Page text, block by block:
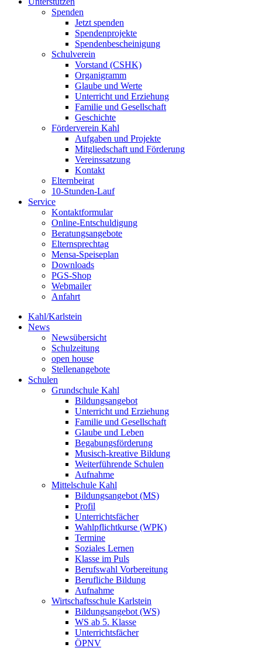
Spenden
Jetzt spenden
Spendenprojekte
Spendenbescheinigung
Schulverein
Vorstand (CSHK)
Organigramm
Glaube und Werte
Unterricht und Erziehung
Familie und Gesellschaft
Geschichte
Förderverein Kahl
Aufgaben und Projekte
Mitgliedschaft und Förderung
Vereinssatzung
Kontakt
Elternbeirat
10-Stunden-Lauf
Service
Kontaktformular
Online-Entschuldigung
Beratungsangebote
Elternsprechtag
Mensa-Speiseplan
Downloads
PGS-Shop
Webmailer
Anfahrt
Kahl/Karlstein
News
Newsübersicht
Schulzeitung
open house
Stellenangebote
Schulen
Grundschule Kahl
Bildungsangebot
Unterricht und Erziehung
Familie und Gesellschaft
Glaube und Leben
Begabungsförderung
Musisch-kreative Bildung
Weiterführende Schulen
Aufnahme
Mittelschule Kahl
Bildungsangebot (MS)
Profil
Unterrichtsfächer
Wahlpflichtkurse (WPK)
Termine
Soziales Lernen
Klasse im Puls
Berufswahl Vorbereitung
Berufliche Bildung
Aufnahme
Wirtschaftsschule Karlstein
Bildungsangebot (WS)
WS ab 5. Klasse
Unterrichtsfächer
ÖPNV